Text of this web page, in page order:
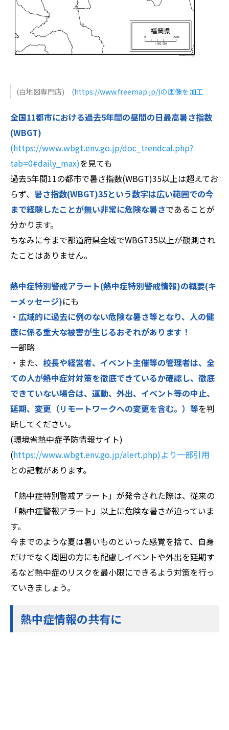
(白地図専門店) (https://www.freemap.jp/)の画像を加工
全国11都市における過去5年間の昼間の日最高暑さ指数
(WBGT)
(https://www.wbgt.env.go.jp/doc_trendcal.php?
tab=0#daily_max)を見ても
過去5年間11の都市で暑さ指数(WBGT)35以上は超えてお
らず、 暑さ指数(WBGT)35という数字は広い範囲での今
まで経験したことが無い非常に危険な暑さであることが
分かります。
ちなみに今まで都道府県全域でWBGT35以上が観測され
たことはありません。
熱中症特別警戒アラート(熱中症特別警戒情報)の概要(キ
ーメッセージ)にも
・広域的に過去に例のない危険な暑さ等となり、人の健
康に係る重大な被害が生じるおそれがあります！
一部略
・また、 校長や経営者、イベント主催等の管理者は、全
ての人が熱中症対対策を徹底できているか確認し、徹底
できていない場合は、運動、外出、イベント等の中止、
延期、変更（リモートワークへの変更を含む。）等を判
断してください。
(環境省熱中症予防情報サイト)
(https://www.wbgt.env.go.jp/alert.php)より一部引用
との記載があります。
「熱中症特別警戒アラート」が発令された際は、従来の
「熱中症警報アラート」以上に危険な暑さが迫っていま
す。
今までのような夏は暑いものといった感覚を捨て、自身
だけでなく周囲の方にも配慮しイベントや外出を延期す
るなど熱中症のリスクを最小限にできるよう対策を行っ
ていきましょう。
熱中症情報の共有に